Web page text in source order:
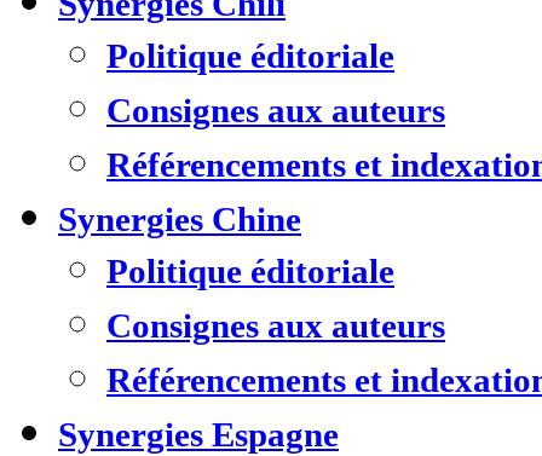
Politique éditoriale
Consignes aux auteurs
Référencements et
Synergies Chine
Politique éditoriale
Consignes aux auteurs
Référencements et
Synergies Espagne